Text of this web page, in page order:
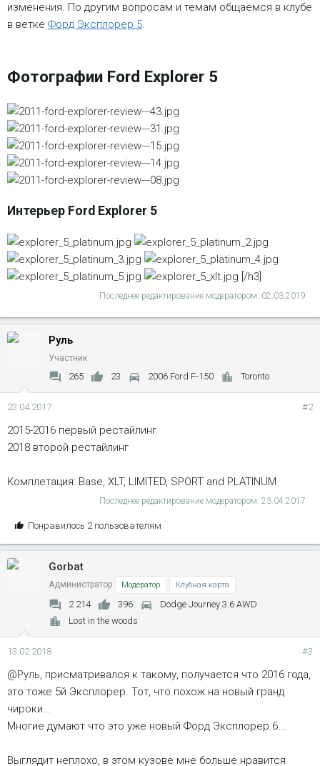
изменения. По другим вопросам и темам общаемся в клубе
в ветке Форд Эксплорер 5.
Фотографии Ford Explorer 5
Интерьер Ford Explorer 5
[/h3]
Последнее редактирование модератором: 02.03.2019
Руль
Участник
265 23 2006 Ford F-150 Toronto
23.04.2017 #2
2015-2016 первый рестайлинг
2018 второй рестайлинг
Комплетация: Base, XLT, LIMITED, SPORT and PLATINUM
Последнее редактирование модератором: 23.04.2017
С
м
Понравилось 2 пользователям
Gorbat
Администратор Модератор Клубная карта
2 214 396
Dodge Journey 3.6 AWD
Lost in the woods
13.02.2018 #3
@Руль, присматривался к такому, получается что 2016 года,
это тоже 5й Эксплорер. Тот, что похож на новый гранд
чироки...
Многие думают что это уже новый Форд Эксплорер 6...
Выглядит неплохо, в этом кузове мне больше нравится